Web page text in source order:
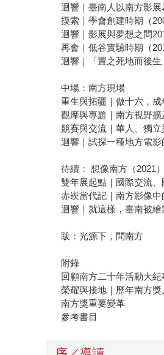
迴響｜臺南人以南方影
摸索｜學會創建時期（
迴響｜影展與夢想之間
再會｜低谷實驗時期（
迴響｜「置之死地而後
中場：南方現場
重生與拓疆｜做十六，
觀摩與專題｜南方視野
競賽與交流｜華人、獨
迴響｜試探一種地方電
待續： 想像南方（2021）
雙年展起點｜國際交流
赤崁當代記｜南方影像中
迴響｜就這樣，臺南被
跋：光源下，問南方
附錄
回顧南方二十年活動大紀
榮耀與接地｜歷年南方
南方獎重要變革
參考書目